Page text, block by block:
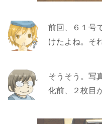
前回、６１号
けたよね。そ
そうそう。写
化前、２枚目